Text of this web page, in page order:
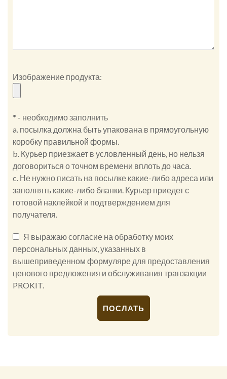
Изображение продукта:
* - необходимо заполнить
a. посылка должна быть упакована в прямоугольную
коробку правильной формы.
b. Курьер приезжает в условленный день, но нельзя
договориться о точном времени вплоть до часа.
c. Не нужно писать на посылке какие-либо адреса или
заполнять какие-либо бланки. Курьер приедет с
готовой наклейкой и подтверждением для
получателя.
Я выражаю согласие на обработку моих
персональных данных, указанных в
вышеприведенном формуляре для предоставления
ценового предложения и обслуживания транзакции
PROKIT.
Alternative: